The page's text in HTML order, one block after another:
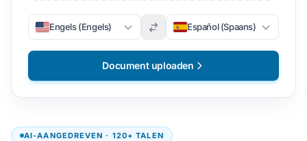
AI-AANGEDREVEN · 120+ TALEN
Engels (Engels) Español (Spaans)
Document uploaden